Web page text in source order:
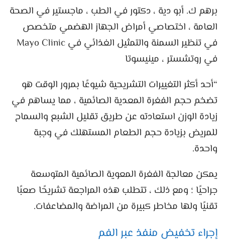
برهم ك. أبو دية ، دكتور في الطب ، ماجستير في الصحة
العامة ، اختصاصي أمراض الجهاز الهضمي متخصص
في تنظير السمنة والتمثيل الغذائي في Mayo Clinic
في روتشستر ، مينيسوتا
“أحد أكثر التغييرات التشريحية شيوعًا بمرور الوقت هو
تضخم حجم الفغرة المعدية الصائمية ، مما يساهم في
زيادة الوزن استعادته عن طريق تقليل الشبع والسماح
للمريض بزيادة حجم الطعام المستهلك في وجبة
واحدة.
يمكن معالجة الفغرة المعوية الصائمية المتوسعة
جراحيًا ؛ ومع ذلك ، تتطلب هذه المراجعة تشريحًا صعبًا
تقنيًا ولها مخاطر كبيرة من المراضة والمضاعفات.
إجراء تخفيض منفذ عبر الفم